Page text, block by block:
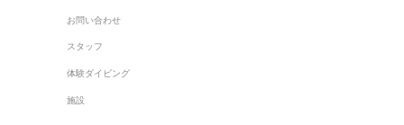
お問い合わせ
スタッフ
体験ダイビング
施設